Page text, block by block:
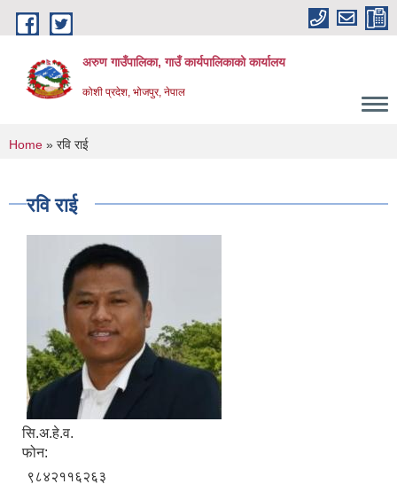
Skip to main content
अरुण गाउँपालिका, गाउँ कार्यपालिकाको कार्यालय
कोशी प्रदेश, भोजपुर, नेपाल
You are here
Home » रवि राई
रवि राई
सि.अ.हे.व.
फोन:
९८४२११६२६३